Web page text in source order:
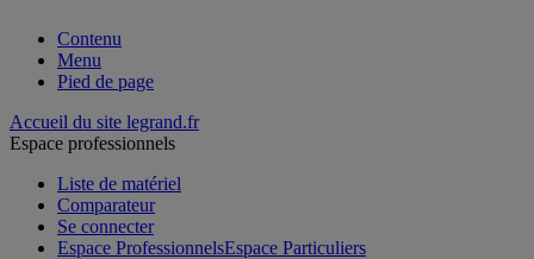
Contenu
Menu
Pied de page
Accueil du site legrand.fr
Espace professionnels
Liste de matériel
Comparateur
Se connecter
Espace ProfessionnelsEspace Particuliers